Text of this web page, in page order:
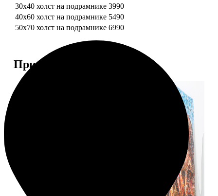
30х40 холст на подрамнике 3990
40х60 холст на подрамнике 5490
50х70 холст на подрамнике 6990
Примеры работ